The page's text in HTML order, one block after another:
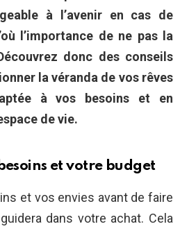
à l’avenir en cas de
l’importance de ne pas la
donc des conseils
la véranda de vos rêves
à vos besoins et en
de vie.
et votre budget
et vos envies avant de faire
dans votre achat. Cela